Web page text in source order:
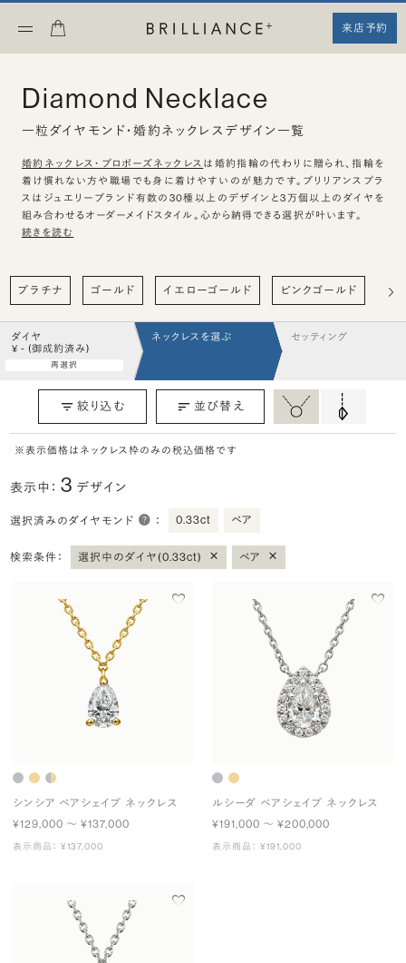
来店予約
Diamond Necklace
一粒ダイヤモンド・婚約ネックレスデザイン一覧
婚約ネックレス・プロポーズネックレス は婚約指輪の代わりに贈られ、指輪を
着け慣れない方や職場でも身に着けやすいのが魅力です。ブリリアンスプラ
スはジュエリーブランド有数の30種以上のデザインと3万個以上のダイヤを
組み合わせるオーダーメイドスタイル。心から納得できる選択が叶います。
続きを読む
プラチナ ゴールド イエローゴールド ピンクゴールド ハ
ダイヤ
¥ - (御成約済み)
再選択
ネックレスを選ぶ セッティング
絞り込む 並び替え
※表示価格はネックレス枠のみの税込価格です
表示中：3 デザイン
選択済みのダイヤモンド ： 0.33ct ペア
検索条件： 選択中のダイヤ(0.33ct) × ペア ×
シンシア ペアシェイプ ネックレス
¥129,000 〜 ¥137,000
表示商品： ¥137,000
ルシーダ ペアシェイプ ネックレス
¥191,000 〜 ¥200,000
表示商品： ¥191,000